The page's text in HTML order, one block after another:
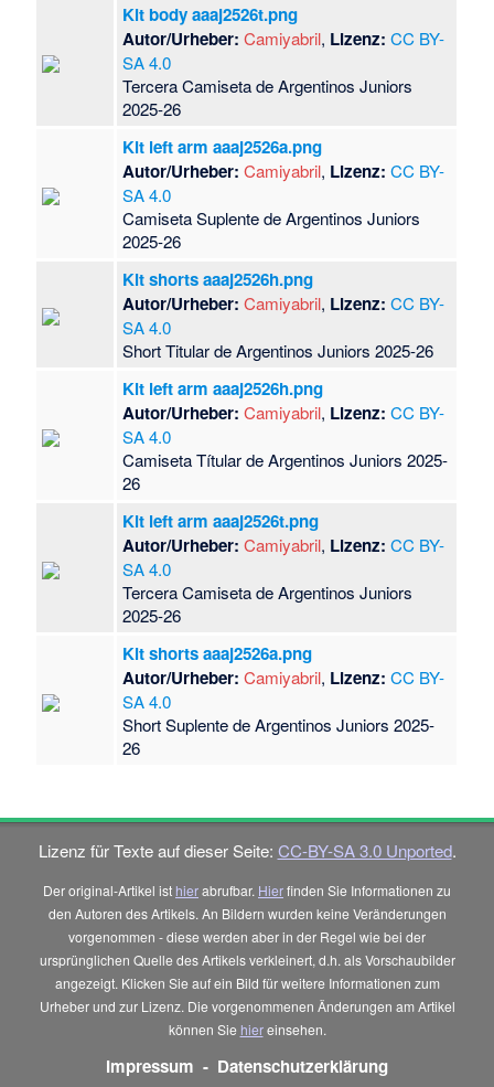
Kit body aaaj2526t.png
Autor/Urheber: Camiyabril, Lizenz: CC BY-
SA 4.0
Tercera Camiseta de Argentinos Juniors
2025-26
Kit left arm aaaj2526a.png
Autor/Urheber: Camiyabril, Lizenz: CC BY-
SA 4.0
Camiseta Suplente de Argentinos Juniors
2025-26
Kit shorts aaaj2526h.png
Autor/Urheber: Camiyabril, Lizenz: CC BY-
SA 4.0
Short Titular de Argentinos Juniors 2025-26
Kit left arm aaaj2526h.png
Autor/Urheber: Camiyabril, Lizenz: CC BY-
SA 4.0
Camiseta Títular de Argentinos Juniors 2025-
26
Kit left arm aaaj2526t.png
Autor/Urheber: Camiyabril, Lizenz: CC BY-
SA 4.0
Tercera Camiseta de Argentinos Juniors
2025-26
Kit shorts aaaj2526a.png
Autor/Urheber: Camiyabril, Lizenz: CC BY-
SA 4.0
Short Suplente de Argentinos Juniors 2025-
26
Lizenz für Texte auf dieser Seite: CC-BY-SA 3.0 Unported.
Der original-Artikel ist hierabrufbar. Hierfinden Sie Informationen zu
den Autoren des Artikels. An Bildern wurden keine Veränderungen
vorgenommen - diese werden aber in der Regel wie bei der
ursprünglichen Quelle des Artikels verkleinert, d.h. als Vorschaubilder
angezeigt. Klicken Sie auf ein Bild für weitere Informationen zum
Urheber und zur Lizenz. Die vorgenommenen Änderungen am Artikel
können Sie hiereinsehen.
Impressum - Datenschutzerklärung